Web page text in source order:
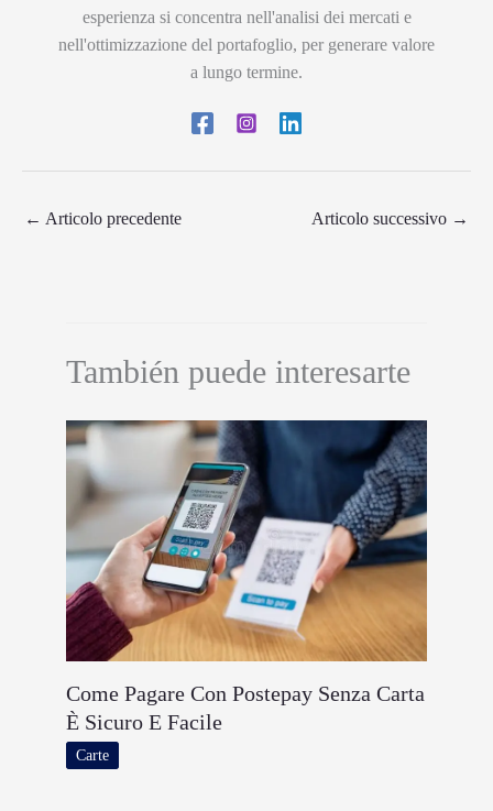
esperienza si concentra nell'analisi dei mercati e
nell'ottimizzazione del portafoglio, per generare valore
a lungo termine.
← Articolo precedente Articolo successivo →
También puede interesarte
Come Pagare Con Postepay Senza Carta
È Sicuro E Facile
Carte